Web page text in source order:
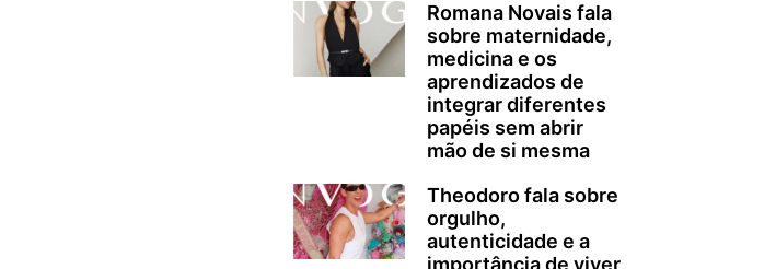
Romana Novais fala
sobre maternidade,
medicina e os
aprendizados de
integrar diferentes
papéis sem abrir
mão de si mesma
Theodoro fala sobre
orgulho,
autenticidade e a
importância de viver